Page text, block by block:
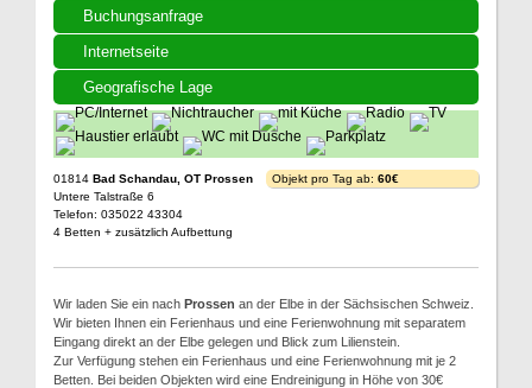
Buchungsanfrage
Internetseite
Geografische Lage
01814 Bad Schandau, OT Prossen
Untere Talstraße 6
Telefon: 035022 43304
4 Betten + zusätzlich Aufbettung
Objekt pro Tag ab: 60€
Wir laden Sie ein nach Prossen an der Elbe in der Sächsischen Schweiz.
Wir bieten Ihnen ein Ferienhaus und eine Ferienwohnung mit separatem
Eingang direkt an der Elbe gelegen und Blick zum Lilienstein.
Zur Verfügung stehen ein Ferienhaus und eine Ferienwohnung mit je 2
Betten. Bei beiden Objekten wird eine Endreinigung in Höhe von 30€